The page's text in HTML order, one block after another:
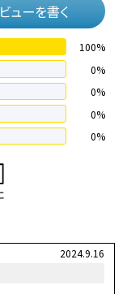
ューを書く
100%
0%
0%
0%
0%
2024.9.16